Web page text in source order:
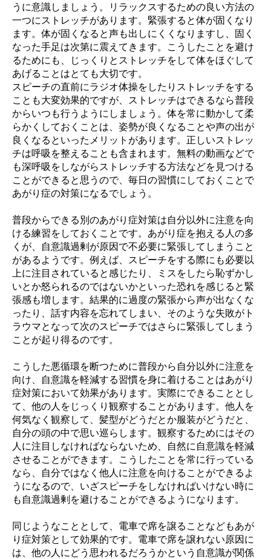
うに意識しましょう。リラックスするための良い方法の
一つにストレッチがあります。緊張すると体が固くなり
ます。体が固くなると声も出しにくくなりますし、固く
なった手足は次第に震えてきます。こうしたことを避け
るためにも、じっくりとストレッチをして体をほぐして
あげることはとても大切です。
スピーチの直前にラジオ体操をしたりストレッチをする
ことも大変効果的ですが、ストレッチはできるなら普段
からいつも行うようにしましょう。体を常に動かして柔
らかくしておくことは、姿勢が良くなることや声の出が
良くなるといったメリットがあります。正しいストレッ
チは呼吸を整えることも含まれます。無料の動画などで
も深呼吸をしながらストレッチする方法などを見つける
ことができると思うので、毎日の習慣にしておくことで
あがり症の対策になるでしょう。
普段からできる別のあがり症対策は自分以外に注意を向
ける練習をしておくことです。あがり症を抱える人の多
くが、自意識過剰が原因で不必要に緊張してしまうこと
があるようです。例えば、スピーチをする際にも必要以
上に注目されていると感じたり、ミスをしたら恥ずかし
いとか怒られるのではないかといった恐れを感じると緊
張感も増します。結果的に過度の緊張から声が出なくな
ったり、話す内容を忘れてしまい、そのような失敗がト
ラウマとなって次のスピーチではさらに緊張してしまう
ことが起り得るのです。
こうした悪循環を断つために普段から自分以外に注意を
向け、自意識を軽減する習慣を身に着けることはあがり
症対策において効果があります。実際にできることとし
て、他の人をじっくり観察することがあります。他人を
何気なく観察して、髪型がどうだとか服装がどうだと、
自分の頭の中で思い巡らします。観察するためにはその
人に注目しなければならないため、自然に自意識を軽減
させることができます。こうしたことを常に行っている
なら、自分ではなく他人に注意を向けることができるよ
うになるので、いざスピーチをしなければいけない時に
も自意識過剰を避けることができるようになります。
同じようなこととして、電車で席を譲ることなどもあが
り症対策として効果的です。電車で席を譲れない原因に
は、他の人にどう思われるだろうかという自意識が関係